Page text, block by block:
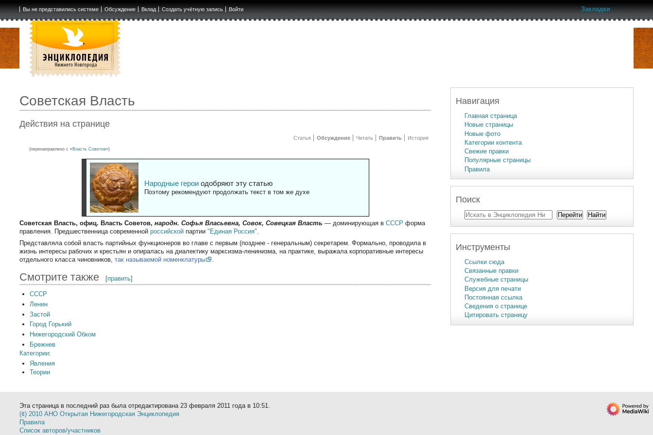
Вы не представились системе Обсуждение Вклад Создать учётную запись Войти Закладки
Советская Власть
Действия на странице
Статья Обсуждение Читать Править История
(перенаправлено с «Власть Советов»)
Народные героиодобряют эту статью
Поэтому рекомендуют продолжать текст в том же духе
Советская Власть, офиц. Власть Советов,народн. Софья Власьевна, Совок, Совецкая Власть — доминирующая вСССР форма
правления. Предшественница современнойроссийской партии"Единая Россия".
Представляла собой власть партийных функционеров во главе с первым (позднее - генеральным) секретарем. Формально, проводила в
жизнь интересы рабочих и крестьян и опиралась на диалектику марксизма-ленинизма, на практике, выражала корпоративные интересы
отдельного класса чиновников,так называемой номенклатуры
Смотрите также [править]
СССР
Ленин
Застой
Город Горький
Нижегородский Обком
Брежнев
Категории:
Явления
Теории
Навигация
Главная страница
Новые страницы
Новые фото
Категории контента
Свежие правки
Популярные страницы
Правила
Поиск
Инструменты
Ссылки сюда
Связанные правки
Служебные страницы
Версия для печати
Постоянная ссылка
Сведения о странице
Цитировать страницу
Эта страница в последний раз была отредактирована 23 февраля 2011 года в 10:51.
(¢) 2010 АНО Открытая Нижегородская Энциклопедия
Правила
Список авторов/участников